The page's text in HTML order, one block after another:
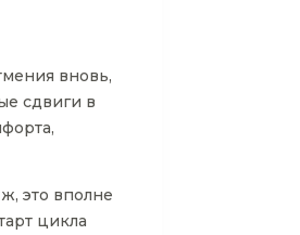
вновь,
сдвиги в
это вполне
цикла